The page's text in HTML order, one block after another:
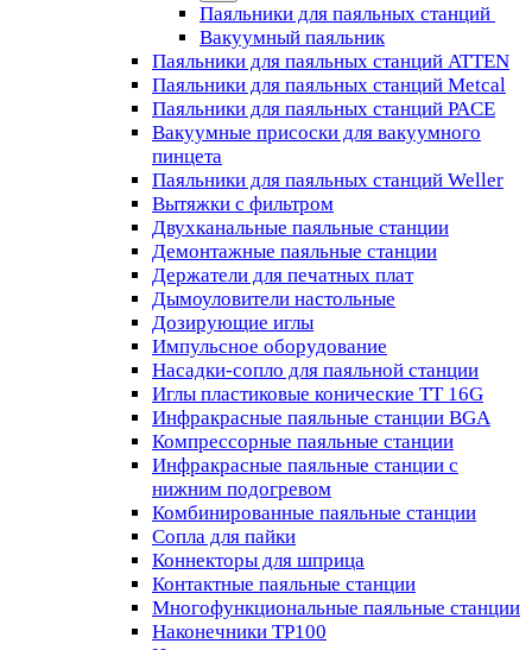
Паяльники для паяльных станций
Вакуумный паяльник
Паяльники для паяльных станций ATTEN
Паяльники для паяльных станций Metcal
Паяльники для паяльных станций PACE
Вакуумные присоски для вакуумного
пинцета
Паяльники для паяльных станций Weller
Вытяжки с фильтром
Двухканальные паяльные станции
Демонтажные паяльные станции
Держатели для печатных плат
Дымоуловители настольные
Дозирующие иглы
Импульсное оборудование
Насадки-сопло для паяльной станции
Иглы пластиковые конические TT 16G
Инфракрасные паяльные станции BGA
Компрессорные паяльные станции
Инфракрасные паяльные станции с
нижним подогревом
Комбинированные паяльные станции
Сопла для пайки
Коннекторы для шприца
Контактные паяльные станции
Многофункциональные паяльные станции
Наконечники TP100